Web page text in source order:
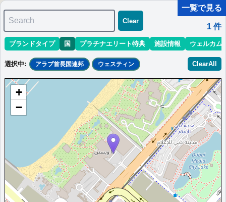
マリオット最新情報ホテル情報(アジア)ホテル特典攻略
1 - 1 件 / 全 1 件
並び替え 開業時期 エリア 地域
ザ・ウェスティン・ドバイ・ミナ・セイハ
イ・ビーチ・リゾート＆マリーナ
アラブ首長国連邦ドバイ
開業:2006
最低価格目安:￥
617
AED
情報サイト:Prince of
Travel
Marriott Bonvoyで価格をみる
プラチナエリート特典：
ウェルカムギフト朝食選択可,ラウンジアクセス有,客
一覧で見る
Search
Clear
1 件
ブランドタイプ 国 プラチナエリート特典 施設情報 ウェルカム
選択中: アラブ首長国連邦 ウェスティン ClearAll
+
−